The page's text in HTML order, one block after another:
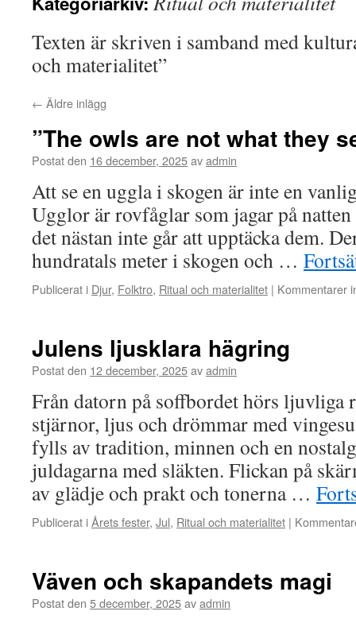
Texten är skriven i samband med
och materialitet”
← Äldre inlägg
”The owls are not what they
Postat den 16 december, 2025avadmin
Att se en uggla i skogen är inte en
Ugglor är rovfåglar som jagar på
det nästan inte går att upptäcka dem.
hundratals meter i skogen och …
Publicerat i Djur, Folktro, Ritual och materialitet | Kommentarer
Julens ljusklara hägring
Postat den 12 december, 2025avadmin
Från datorn på soffbordet hörs ljuvliga
stjärnor, ljus och drömmar med
fylls av tradition, minnen och en
juldagarna med släkten. Flickan på
av glädje och prakt och tonerna …
Publicerat iÅrets fester, Jul, Ritual och materialitet |
Väven och skapandets magi
Postat den 5 december, 2025avadmin